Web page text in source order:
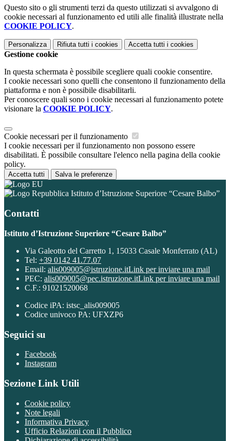
Questo sito o gli strumenti terzi da questo utilizzati si avvalgono di
cookie necessari al funzionamento ed utili alle finalità illustrate nella
COOKIE POLICY.
Personalizza Rifiuta tutti i cookies Accetta tutti i cookies
Gestione cookie
In questa schermata è possibile scegliere quali cookie consentire.
I cookie necessari sono quelli che consentono il funzionamento della
piattaforma e non è possibile disabilitarli.
Per conoscere quali sono i cookie necessari al funzionamento potete
visionare la COOKIE POLICY.
Cookie necessari per il funzionamento
I cookie necessari per il funzionamento non possono essere
disabilitati. È possibile consultare l'elenco nella pagina della cookie
policy.
Accetta tutti Salva le preferenze
Istituto d’Istruzione Superiore “Cesare Balbo”
Contatti
Istituto d’Istruzione Superiore “Cesare Balbo”
Via Galeotto del Carretto 1, 15033 Casale Monferrato (AL)
Tel: +39 0142 41.77.07
Email: alis009005@istruzione.itLink per inviare una mail
PEC: alis009005@pec.istruzione.itLink per inviare una mail
C.F.: 91021520068
Codice iPA: istsc_alis009005
Codice univoco PA: UFXZP6
Seguici su
Facebook
Instagram
Sezione Link Utili
Cookie policy
Note legali
Informativa Privacy
Ufficio Relazioni con il Pubblico